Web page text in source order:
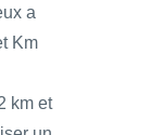
a
Km
km et